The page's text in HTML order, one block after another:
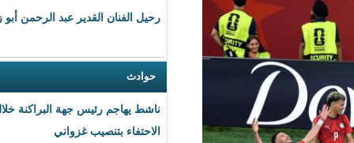
رحيل الفنان القدير عبد الرحمن أبو زهرة
ناشط يهاجم رئيس جهة البراكنة خلال
الاحتفاء بتنصيب غزواني